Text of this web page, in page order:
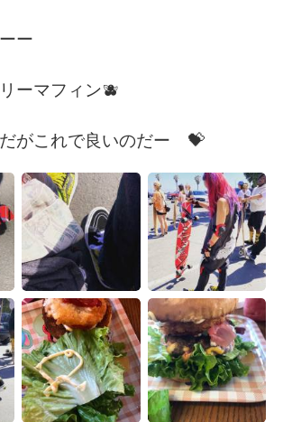
ー
ーマフィン🫐
がこれで良いのだー 💝